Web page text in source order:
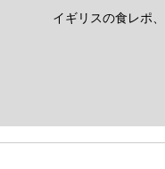
イギリスの食レポ